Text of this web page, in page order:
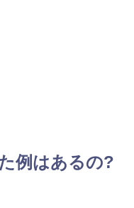
例はあるの?